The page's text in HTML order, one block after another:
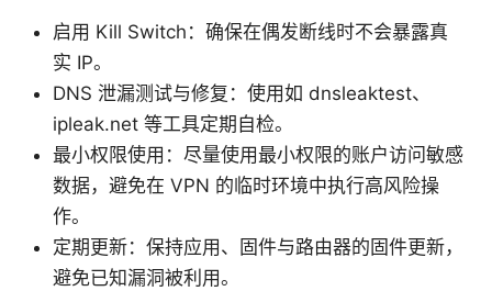
启用 Kill Switch：确保在偶发断线时不会暴露真
实 IP。
DNS 泄漏测试与修复：使用如 dnsleaktest、
ipleak.net 等工具定期自检。
最小权限使用：尽量使用最小权限的账户访问敏感
数据，避免在 VPN 的临时环境中执行高风险操
作。
定期更新：保持应用、固件与路由器的固件更新，
避免已知漏洞被利用。